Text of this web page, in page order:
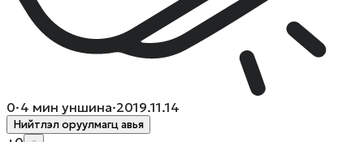
0·4 мин уншина·2019.11.14
Нийтлэл оруулмагц авья